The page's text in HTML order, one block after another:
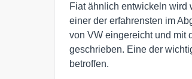
Fiat ähnlich entwickeln wird
einer der erfahrensten im
von VW eingereicht und mit
geschrieben. Eine der
betroffen.